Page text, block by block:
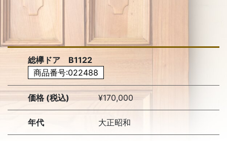
総欅ドア B1122
商品番号:022488
価格 (税込) ¥170,000
年代 大正昭和